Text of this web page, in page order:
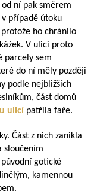
od ní pak směrem
případě útoku
ho chránilo
V ulici proto
parcely sem
do ní měly později
podle nejbližších
část domů
ulicí patřila faře.
Část z nich zanikla
sloučením
gotické
kamennou